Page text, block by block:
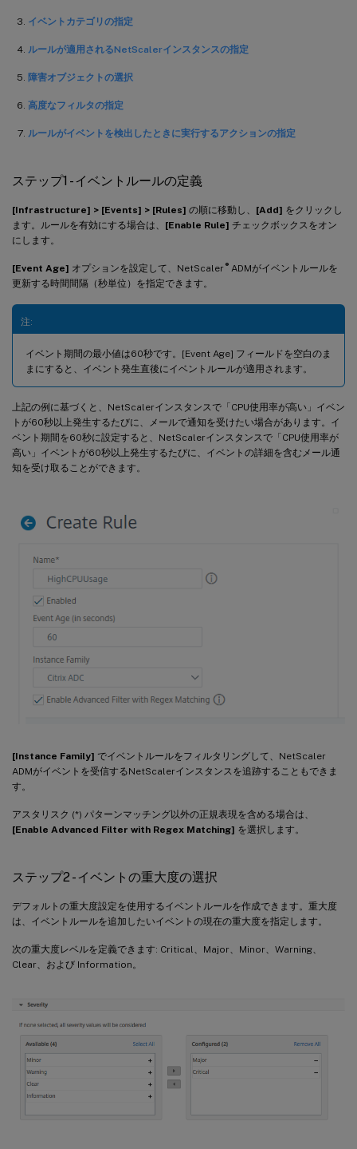
イベントカテゴリの指定
ルールが適用されるNetScalerインスタンスの指定
障害オブジェクトの選択
高度なフィルタの指定
ルールがイベントを検出したときに実行するアクションの指定
ステップ1 - イベントルールの定義
[Infrastructure] > [Events] > [Rules] の順に移動し、 [Add] をクリックし
ます。ルールを有効にする場合は、 [Enable Rule] チェックボックスをオン
にします。
[Event Age] オプションを設定して、NetScaler ®ADMがイベントルールを
更新する時間間隔（秒単位）を指定できます。
注:
イベント期間の最小値は60秒です。[Event Age] フィールドを空白のま
まにすると、イベント発生直後にイベントルールが適用されます。
上記の例に基づくと、NetScalerインスタンスで「CPU使用率が高い」イベン
トが60秒以上発生するたびに、メールで通知を受けたい場合があります。イ
ベント期間を60秒に設定すると、NetScalerインスタンスで「CPU使用率が
高い」イベントが60秒以上発生するたびに、イベントの詳細を含むメール通
知を受け取ることができます。
[Instance Family] でイベントルールをフィルタリングして、NetScaler
ADMがイベントを受信するNetScalerインスタンスを追跡することもできま
す。
アスタリスク (*) パターンマッチング以外の正規表現を含める場合は、
[Enable Advanced Filter with Regex Matching] を選択します。
ステップ2 - イベントの重大度の選択
デフォルトの重大度設定を使用するイベントルールを作成できます。重大度
は、イベントルールを追加したいイベントの現在の重大度を指定します。
次の重大度レベルを定義できます: Critical、Major、Minor、Warning、
Clear、および Information。